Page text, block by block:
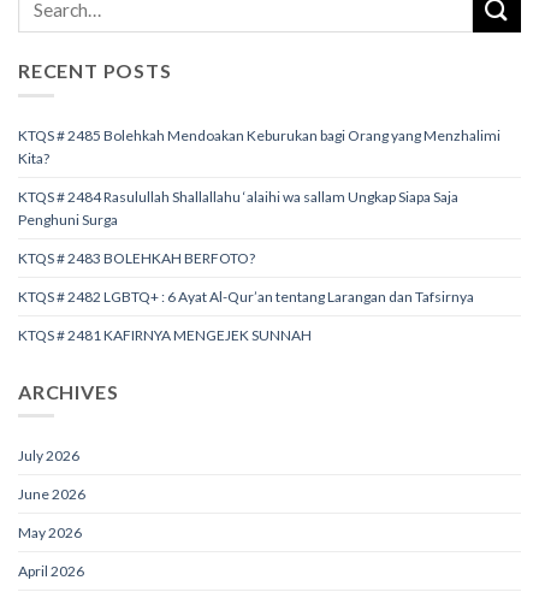
RECENT POSTS
KTQS # 2485 Bolehkah Mendoakan Keburukan bagi Orang yang Menzhalimi
Kita?
KTQS # 2484 Rasulullah Shallallahu ‘alaihi wa sallam Ungkap Siapa Saja
Penghuni Surga
KTQS # 2483 BOLEHKAH BERFOTO?
KTQS # 2482 LGBTQ+ : 6 Ayat Al-Qur’an tentang Larangan dan Tafsirnya
KTQS # 2481 KAFIRNYA MENGEJEK SUNNAH
ARCHIVES
July 2026
June 2026
May 2026
April 2026